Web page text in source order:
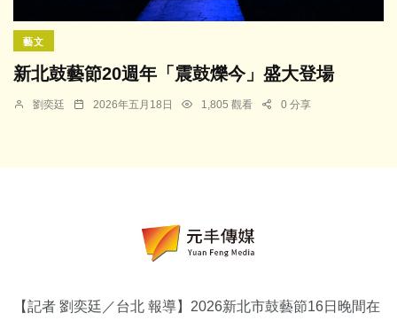
藝文
新北鼓藝節20週年「震鼓爍今」盛大登場
劉奕廷 2026年五月18日 1,805 觀看 0 分享
【記者 劉奕廷／台北 報導】2026新北市鼓藝節16日晚間在